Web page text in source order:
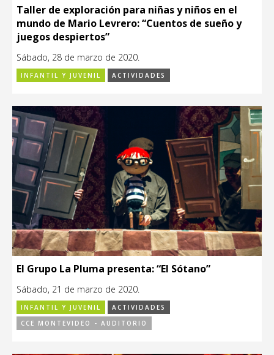
Taller de exploración para niñas y niños en el
mundo de Mario Levrero: “Cuentos de sueño y
juegos despiertos”
Sábado, 28 de marzo de 2020.
INFANTIL Y JUVENIL ACTIVIDADES
El Grupo La Pluma presenta: “El Sótano”
Sábado, 21 de marzo de 2020.
INFANTIL Y JUVENIL
ACTIVIDADES
CCE MONTEVIDEO - AUDITORIO